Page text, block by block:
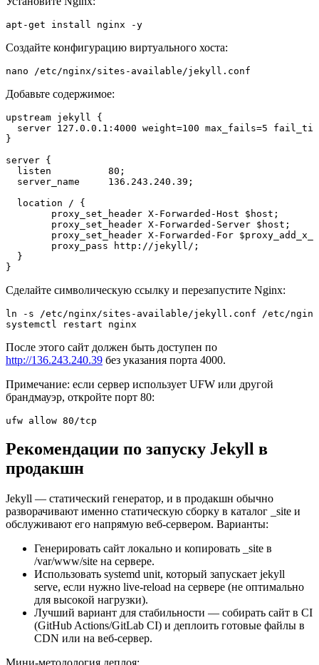
apt-get install nginx -y
Создайте конфигурацию виртуального хоста:
nano /etc/nginx/sites-available/jekyll.conf
Добавьте содержимое:
upstream jekyll {
server 127.0.0.1:4000 weight=100 max_fails=5
}
server {
  listen          80;
  server_name     136.243.240.39;
  location / {
        proxy_set_header X-Forwarded-Host $host;
        proxy_set_header X-Forwarded-Server $host;
proxy_set_header X-Forwarded-For
        proxy_pass http://jekyll/;
  }
Сделайте символическую ссылку и перезапустите Nginx:
ln -s /etc/nginx/sites-available/jekyll.conf /etc/
systemctl restart nginx
После этого сайт должен быть доступен по
http://136.243.240.39 без указания порта 4000.
Примечание: если сервер использует UFW или другой
брандмауэр, откройте порт 80:
ufw allow 80/tcp
Рекомендации по запуску Jekyll в
продакшн
Jekyll — статический генератор, и в продакшн обычно
разворачивают именно статическую сборку в каталог _site и
обслуживают его напрямую веб-сервером. Варианты:
Генерировать сайт локально и копировать _site в
/var/www/site на сервере.
Использовать systemd unit, который запускает jekyll
serve, если нужно live-reload на сервере (не оптимально
для высокой нагрузки).
Лучший вариант для стабильности — собирать сайт в CI
(GitHub Actions/GitLab CI) и деплоить готовые файлы в
CDN или на веб-сервер.